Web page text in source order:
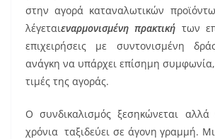
στην αγορά καταναλωτικών
λέγεταιεναρμονισμένη πρακτική των
επιχειρήσεις με συντονισμένη
ανάγκη να υπάρχει επίσημη
τιμές της αγοράς.
Ο συνδικαλισμός ξεσηκώνεται
χρόνια ταξιδεύει σε άγονη γραμμή.